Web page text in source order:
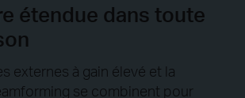
étendue dans toute
externes à gain élevé et la
se combinent pour